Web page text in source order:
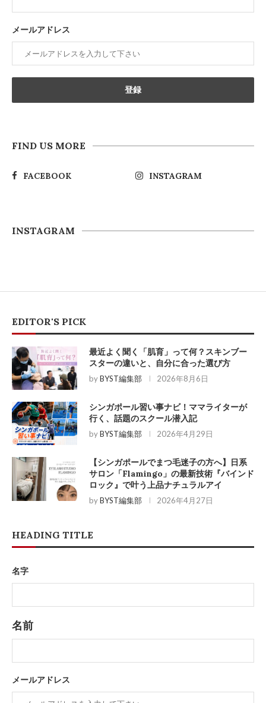
メールアドレス
FIND US MORE
FACEBOOK INSTAGRAM
INSTAGRAM
EDITOR'S PICK
最近よく聞く「肌育」って何？スキンブー
スターの違いと、自分に合った選び方
byBYST編集部 2026年8月6日
シンガポール習い事ナビ！ママライターが
行く、話題のスクール潜入記
byBYST編集部 2026年4月29日
【シンガポールでまつ毛迷子の方へ】日系
サロン「Flamingo」の最新技術『バインド
ロック』で叶う上品ナチュラルアイ
byBYST編集部 2026年4月27日
HEADING TITLE
名字
名前
メールアドレス